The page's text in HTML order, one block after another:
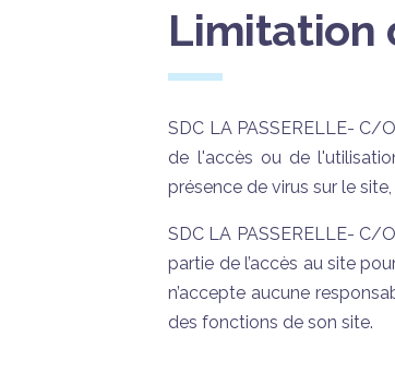
Limitation
SDC LA PASSERELLE- C/
de l'accès ou de
présence de virus sur le
SDC LA PASSERELLE- C/
partie de l’accès au site
n’accepte aucune
des fonctions de son site.